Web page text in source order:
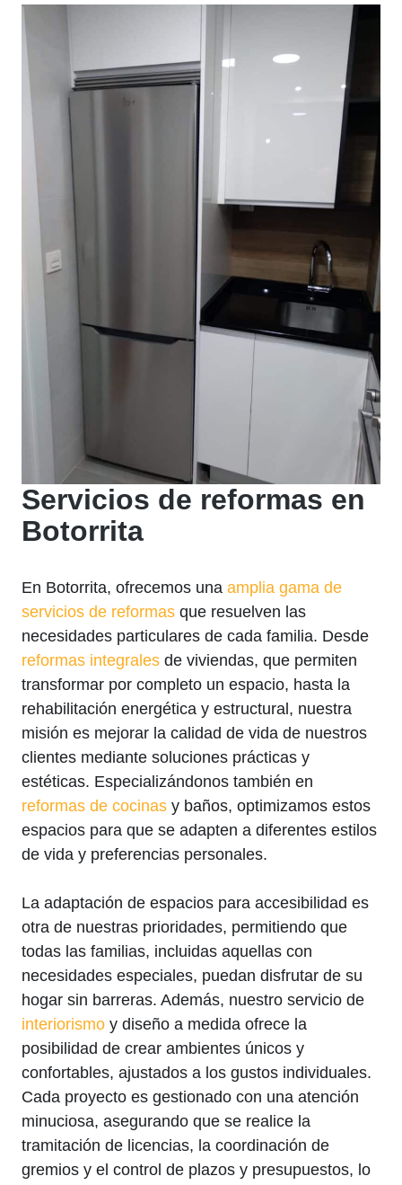
Servicios de reformas en
Botorrita
En Botorrita, ofrecemos una amplia gama de
servicios de reformas que resuelven las
necesidades particulares de cada familia. Desde
reformas integrales de viviendas, que permiten
transformar por completo un espacio, hasta la
rehabilitación energética y estructural, nuestra
misión es mejorar la calidad de vida de nuestros
clientes mediante soluciones prácticas y
estéticas. Especializándonos también en
reformas de cocinas y baños, optimizamos estos
espacios para que se adapten a diferentes estilos
de vida y preferencias personales.
La adaptación de espacios para accesibilidad es
otra de nuestras prioridades, permitiendo que
todas las familias, incluidas aquellas con
necesidades especiales, puedan disfrutar de su
hogar sin barreras. Además, nuestro servicio de
interiorismo y diseño a medida ofrece la
posibilidad de crear ambientes únicos y
confortables, ajustados a los gustos individuales.
Cada proyecto es gestionado con una atención
minuciosa, asegurando que se realice la
tramitación de licencias, la coordinación de
gremios y el control de plazos y presupuestos, lo